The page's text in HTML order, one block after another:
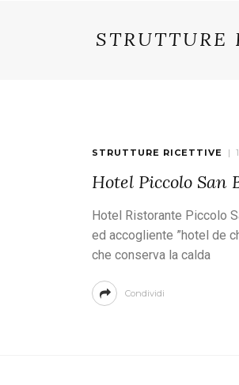
STRUTTURE
STRUTTURE RICETTIVE
Hotel Piccolo San
Hotel Ristorante Piccolo
ed accogliente ”hotel de
che conserva la calda
Condividi